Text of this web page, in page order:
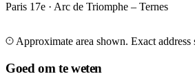
Paris 17e · Arc de Triomphe – Ternes
+
−
Approximate area shown. Exact address
Goed om te weten